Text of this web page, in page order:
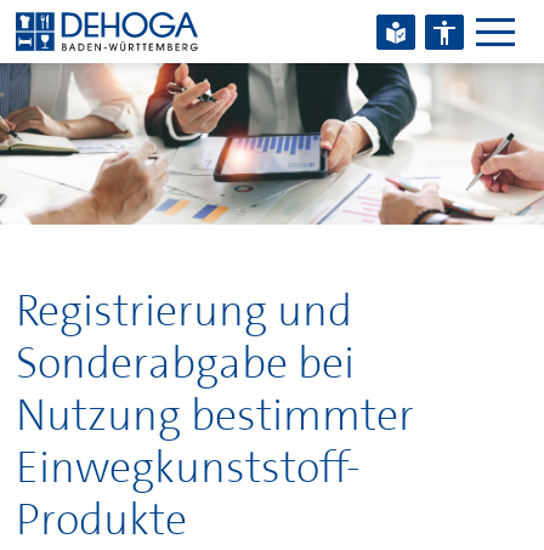
Zum Hauptinhalt springen
Zum Footerinhalt springen
Registrierung und
Sonderabgabe bei
Nutzung bestimmter
Einwegkunststoff-
Produkte